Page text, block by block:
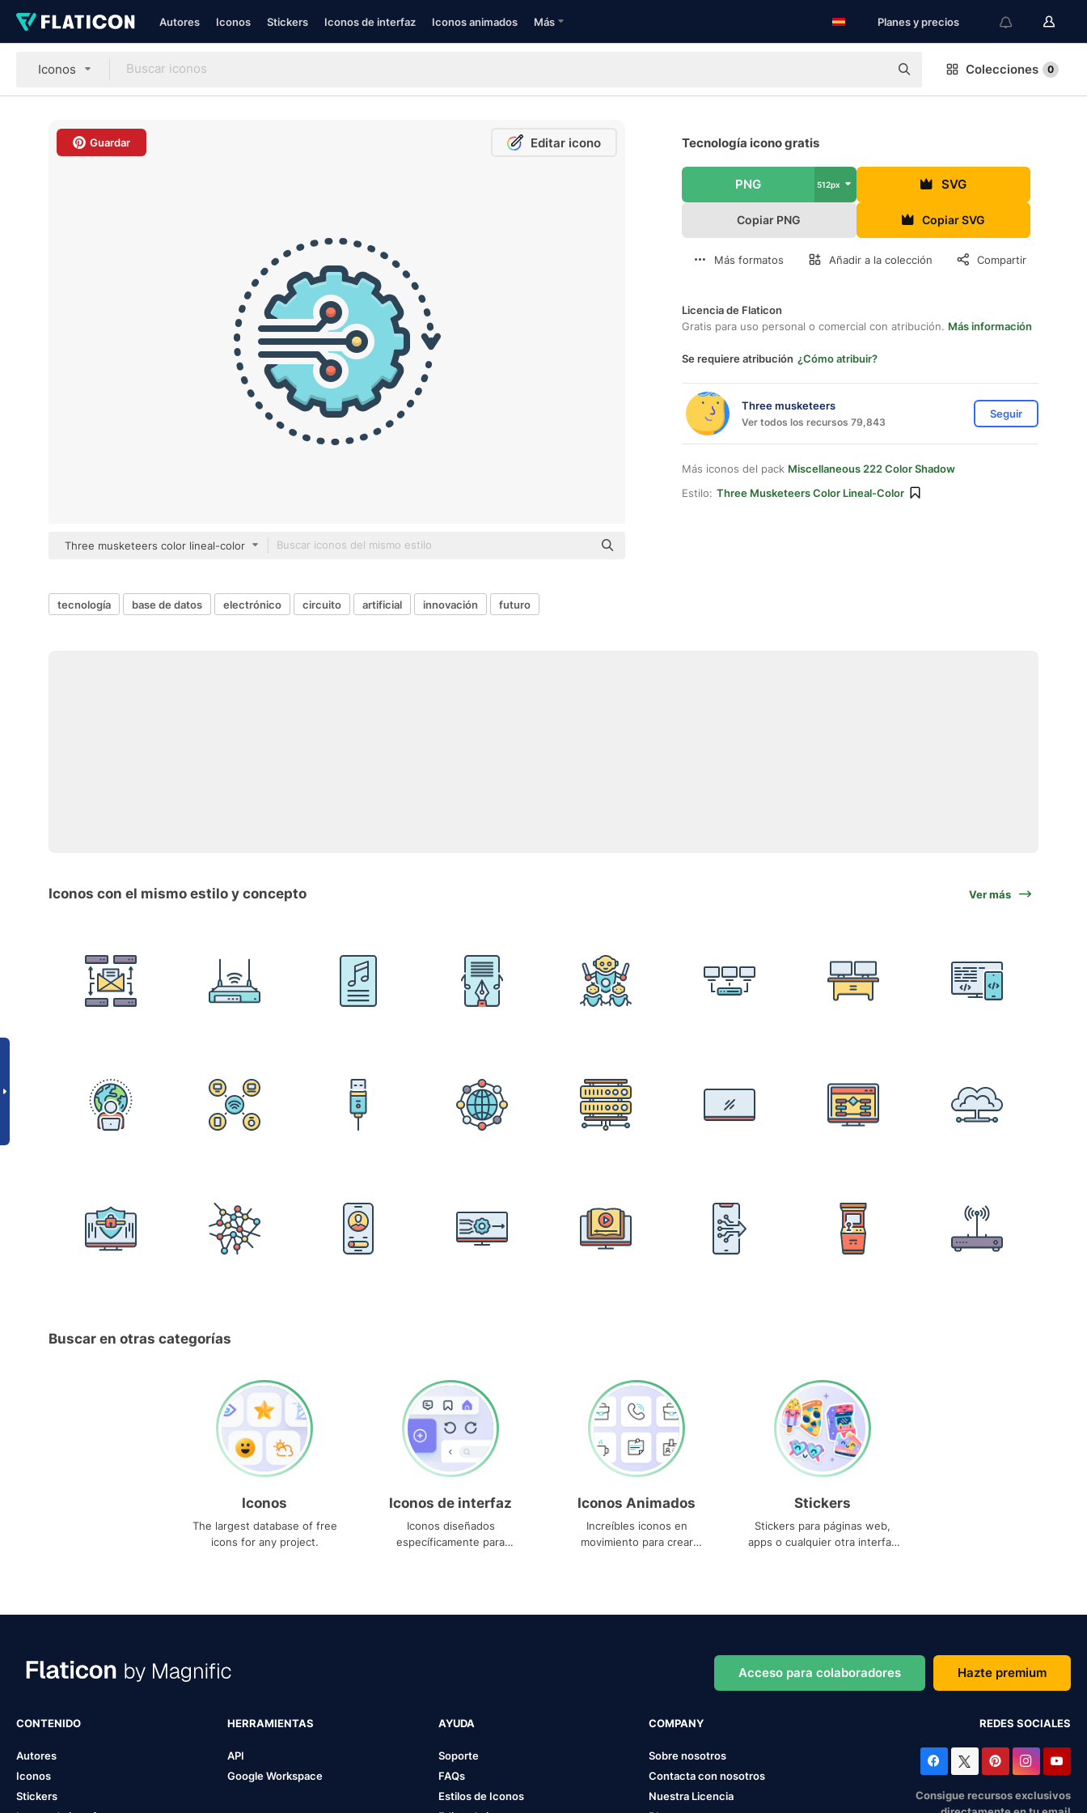
Autores Iconos Stickers Iconos de interfaz Iconos animados Más Planes y precios
Iconos Colecciones 0
Guardar Editar icono
Three musketeers color lineal-color
Tecnología icono gratis
PNG 512px SVG
Copiar PNG Copiar SVG
Más formatos Añadir a la colección Compartir
Licencia de Flaticon
Gratis para uso personal o comercial con atribución. Más información
Se requiere atribución ¿Cómo atribuir?
Three musketeers
Ver todos los recursos 79,843
Seguir
Más iconos del pack Miscellaneous 222 Color Shadow
Estilo: Three Musketeers Color Lineal-Color
tecnología base de datos electrónico circuito artificial innovación futuro
Iconos con el mismo estilo y concepto Ver más
Buscar en otras categorías
Iconos
The largest database of free
icons for any project.
Iconos de interfaz
Iconos diseñados
específicamente para
Iconos Animados
Increíbles iconos en
movimiento para crear
Stickers
Stickers para páginas web,
apps o cualquier otra interfaz
Acceso para colaboradores Hazte premium
CONTENIDO
Autores
Iconos
Stickers
HERRAMIENTAS
API
Google Workspace
AYUDA
Soporte
FAQs
Estilos de Iconos
COMPANY
Sobre nosotros
Contacta con nosotros
Nuestra Licencia
REDES SOCIALES
Consigue recursos exclusivos